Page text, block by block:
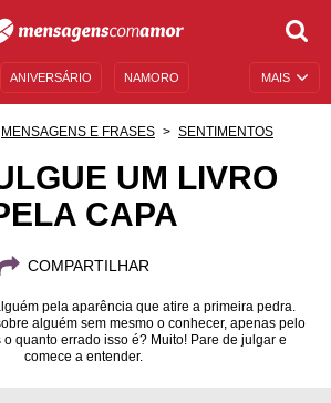
MAIS
ANIVERSÁRIO NAMORO
MENSAGENS DE ANIVERSÁRIO
MENSAGENS E FRASES SENTIMENTOS
UM LIVRO
CAPA
COMPARTILHAR
pela aparência que atire a primeira pedra.
alguém sem mesmo o conhecer, apenas pelo
o quanto errado isso é? Muito! Pare de julgar e
comece a entender.